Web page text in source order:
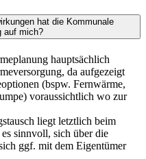
hat die Kommunale
auf mich?
hauptsächlich
da aufgezeigt
(bspw. Fernwärme,
voraussichtlich wo zur
liegt letztlich beim
sinnvoll, sich über die
ggf. mit dem Eigentümer